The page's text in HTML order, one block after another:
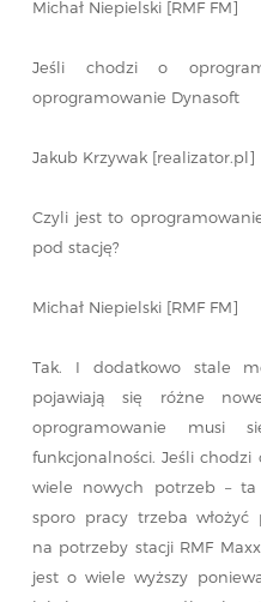
Michał Niepielski [RMF FM]
Jeśli chodzi o
oprogramowanie Dynasoft
Jakub Krzywak [realizator.pl]
Czyli jest to
pod stację?
Michał Niepielski [RMF FM]
Tak. I dodatkowo stale
pojawiają się różne
oprogramowanie musi
funkcjonalności. Jeśli
wiele nowych potrzeb – ta
sporo pracy trzeba
na potrzeby stacji RMF
jest o wiele wyższy